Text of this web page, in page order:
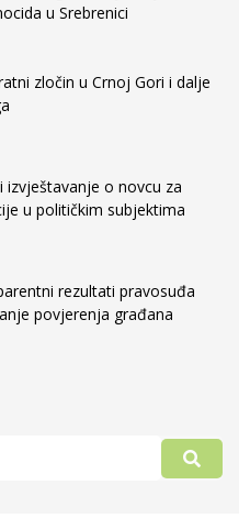
u Srebrenici
zločin u Crnoj Gori i dalje
izvještavanje o novcu za
u političkim subjektima
rezultati pravosuđa
povjerenja građana